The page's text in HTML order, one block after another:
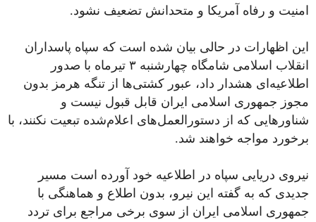
امنیت و رفاه آمریکا و متحدانش تضعیف نشود.
این اظهارات در حالی بیان شده است که سپاه پاسداران
انقلاب اسلامی شامگاه چهارشنبه ۳ تیرماه با صدور
اطلاعیه‌ای هشدار داد، عبور کشتی‌ها از تنگه هرمز بدون
مجوز جمهوری اسلامی ایران قابل قبول نیست و
شناورهایی که از دستورالعمل‌های اعلام‌شده تبعیت نکنند، با
برخورد مواجه خواهند شد.
نیروی دریایی سپاه در اطلاعیه‌ خود آورده است مسیر
جدیدی که به گفته این نیرو، بدون اطلاع و هماهنگی با
جمهوری اسلامی ایران از سوی برخی مراجع برای تردد